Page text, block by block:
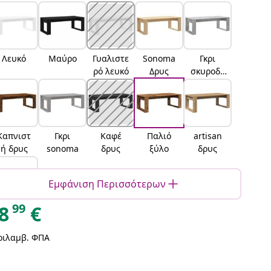
Λευκό Μαύρο
Γυαλιστε
ρό λευκό
Sonoma
Δρυς
Γκρι
σκυροδέ
ματος
ή δρυς
Γκρι
sonoma
Καφέ
δρυς
Παλιό
ξύλο
artisan
δρυς
Μαύρη
Εμφάνιση Περισσότερων
99 €
ΦΠΑ